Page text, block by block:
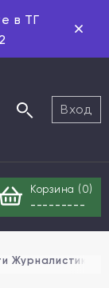
в ТГ
Вход
Корзина ( 0)
---------
Журналистика: